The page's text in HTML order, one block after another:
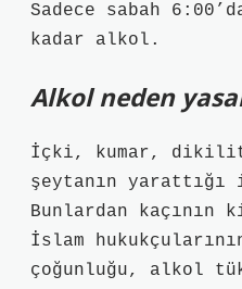
Sadece sabah
kadar alkol.
Alkol neden
İçki, kumar,
şeytanın
Bunlardan kaçının
İslam
çoğunluğu, alkol